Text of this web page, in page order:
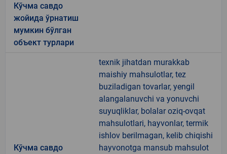
Кўчма савдо
жойида ўрнатиш
мумкин бўлган
объект турлари
Кўчма савдо
texnik jihatdan murakkab
maishiy mahsulotlar, tez
buziladigan tovarlar, yengil
alangalanuvchi va yonuvchi
suyuqliklar, bolalar oziq-ovqat
mahsulotlari, hayvonlar, termik
ishlov berilmagan, kelib chiqishi
hayvonotga mansub mahsulot